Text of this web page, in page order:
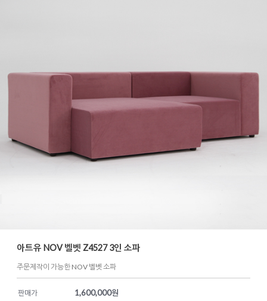
아트유 NOV 벨벳 Z4527 3인 소파
주문제작이 가능한 NOV 벨벳 소파
판매가 1,600,000원